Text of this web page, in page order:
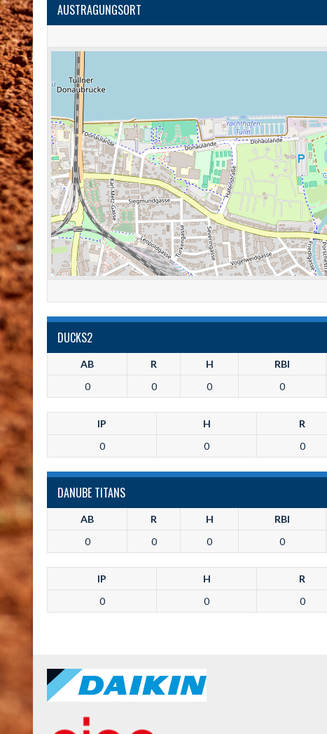
AUSTRAGUNGSORT
DUCKS2
AB R H RBI
0
0 0 0
IP H R
0
0 0
DANUBE TITANS
AB R H RBI
0
0 0 0
IP H R
0
0 0